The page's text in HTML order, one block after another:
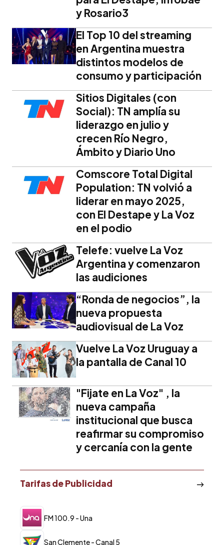
y Rosario3
El Top 10 del streaming
en Argentina muestra
distintos modelos de
consumo y participación
Sitios Digitales (con
Social): TN amplía su
liderazgo en julio y
crecen Río Negro,
Ámbito y Diario Uno
Comscore Total Digital
Population: TN volvió a
liderar en mayo 2025,
con El Destape y La Voz
en el podio
Telefe: vuelve La Voz
Argentina y comenzaron
las audiciones
“Ronda de negocios”, la
nueva propuesta
audiovisual de La Voz
Vuelve La Voz Uruguay a
la pantalla de Canal 10
"Fijate en La Voz" , la
nueva campaña
institucional que busca
reafirmar su compromiso
y cercanía con la gente
Tarifas de Publicidad
FM 100.9 - Una
San Clemente - Canal 5